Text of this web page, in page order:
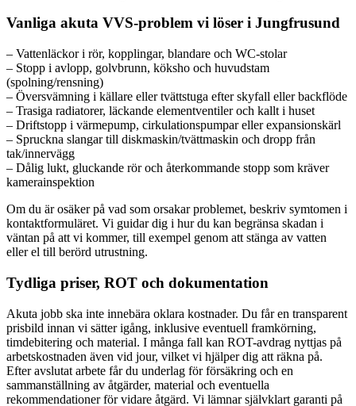
Vanliga akuta VVS-problem vi löser i Jungfrusund
– Vattenläckor i rör, kopplingar, blandare och WC-stolar
– Stopp i avlopp, golvbrunn, köksho och huvudstam
(spolning/rensning)
– Översvämning i källare eller tvättstuga efter skyfall eller backflöde
– Trasiga radiatorer, läckande elementventiler och kallt i huset
– Driftstopp i värmepump, cirkulationspumpar eller expansionskärl
– Spruckna slangar till diskmaskin/tvättmaskin och dropp från
tak/innervägg
– Dålig lukt, gluckande rör och återkommande stopp som kräver
kamerainspektion
Om du är osäker på vad som orsakar problemet, beskriv symtomen i
kontaktformuläret. Vi guidar dig i hur du kan begränsa skadan i
väntan på att vi kommer, till exempel genom att stänga av vatten
eller el till berörd utrustning.
Tydliga priser, ROT och dokumentation
Akuta jobb ska inte innebära oklara kostnader. Du får en transparent
prisbild innan vi sätter igång, inklusive eventuell framkörning,
timdebitering och material. I många fall kan ROT-avdrag nyttjas på
arbetskostnaden även vid jour, vilket vi hjälper dig att räkna på.
Efter avslutat arbete får du underlag för försäkring och en
sammanställning av åtgärder, material och eventuella
rekommendationer för vidare åtgärd. Vi lämnar självklart garanti på